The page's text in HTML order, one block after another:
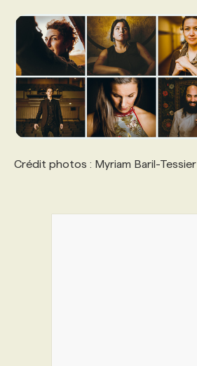
Crédit photos : Myriam Baril-Tessier